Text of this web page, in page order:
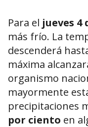
Para el jueves 4
más frío. La
descenderá
máxima
organismo
mayormente
precipitaciones
por ciento en